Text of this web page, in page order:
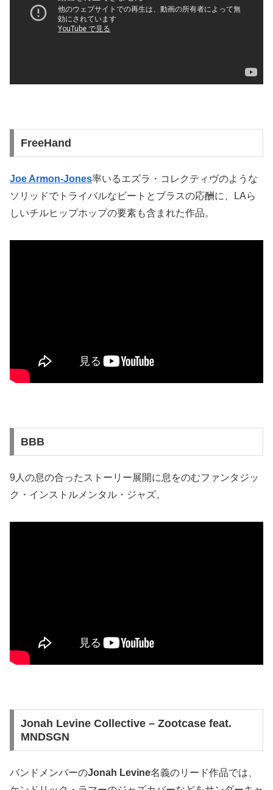
FreeHand
Joe Armon-Jones率いるエズラ・コレクティヴのような
ソリッドでトライバルなビートとブラスの応酬に、LAら
しいチルヒップホップの要素も含まれた作品。
BBB
9人の息の合ったストーリー展開に息をのむファンタジッ
ク・インストルメンタル・ジャズ。
Jonah Levine Collective – Zootcase feat.
MNDSGN
バンドメンバーのJonah Levine名義のリード作品では、